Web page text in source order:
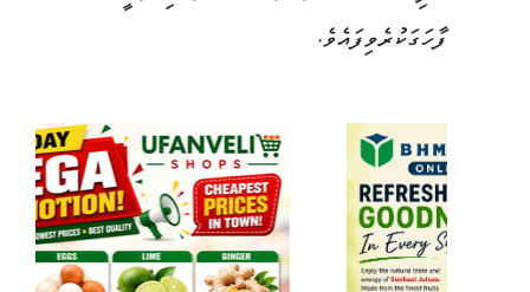
ފާހަގަކުރެވިފައެވެ.